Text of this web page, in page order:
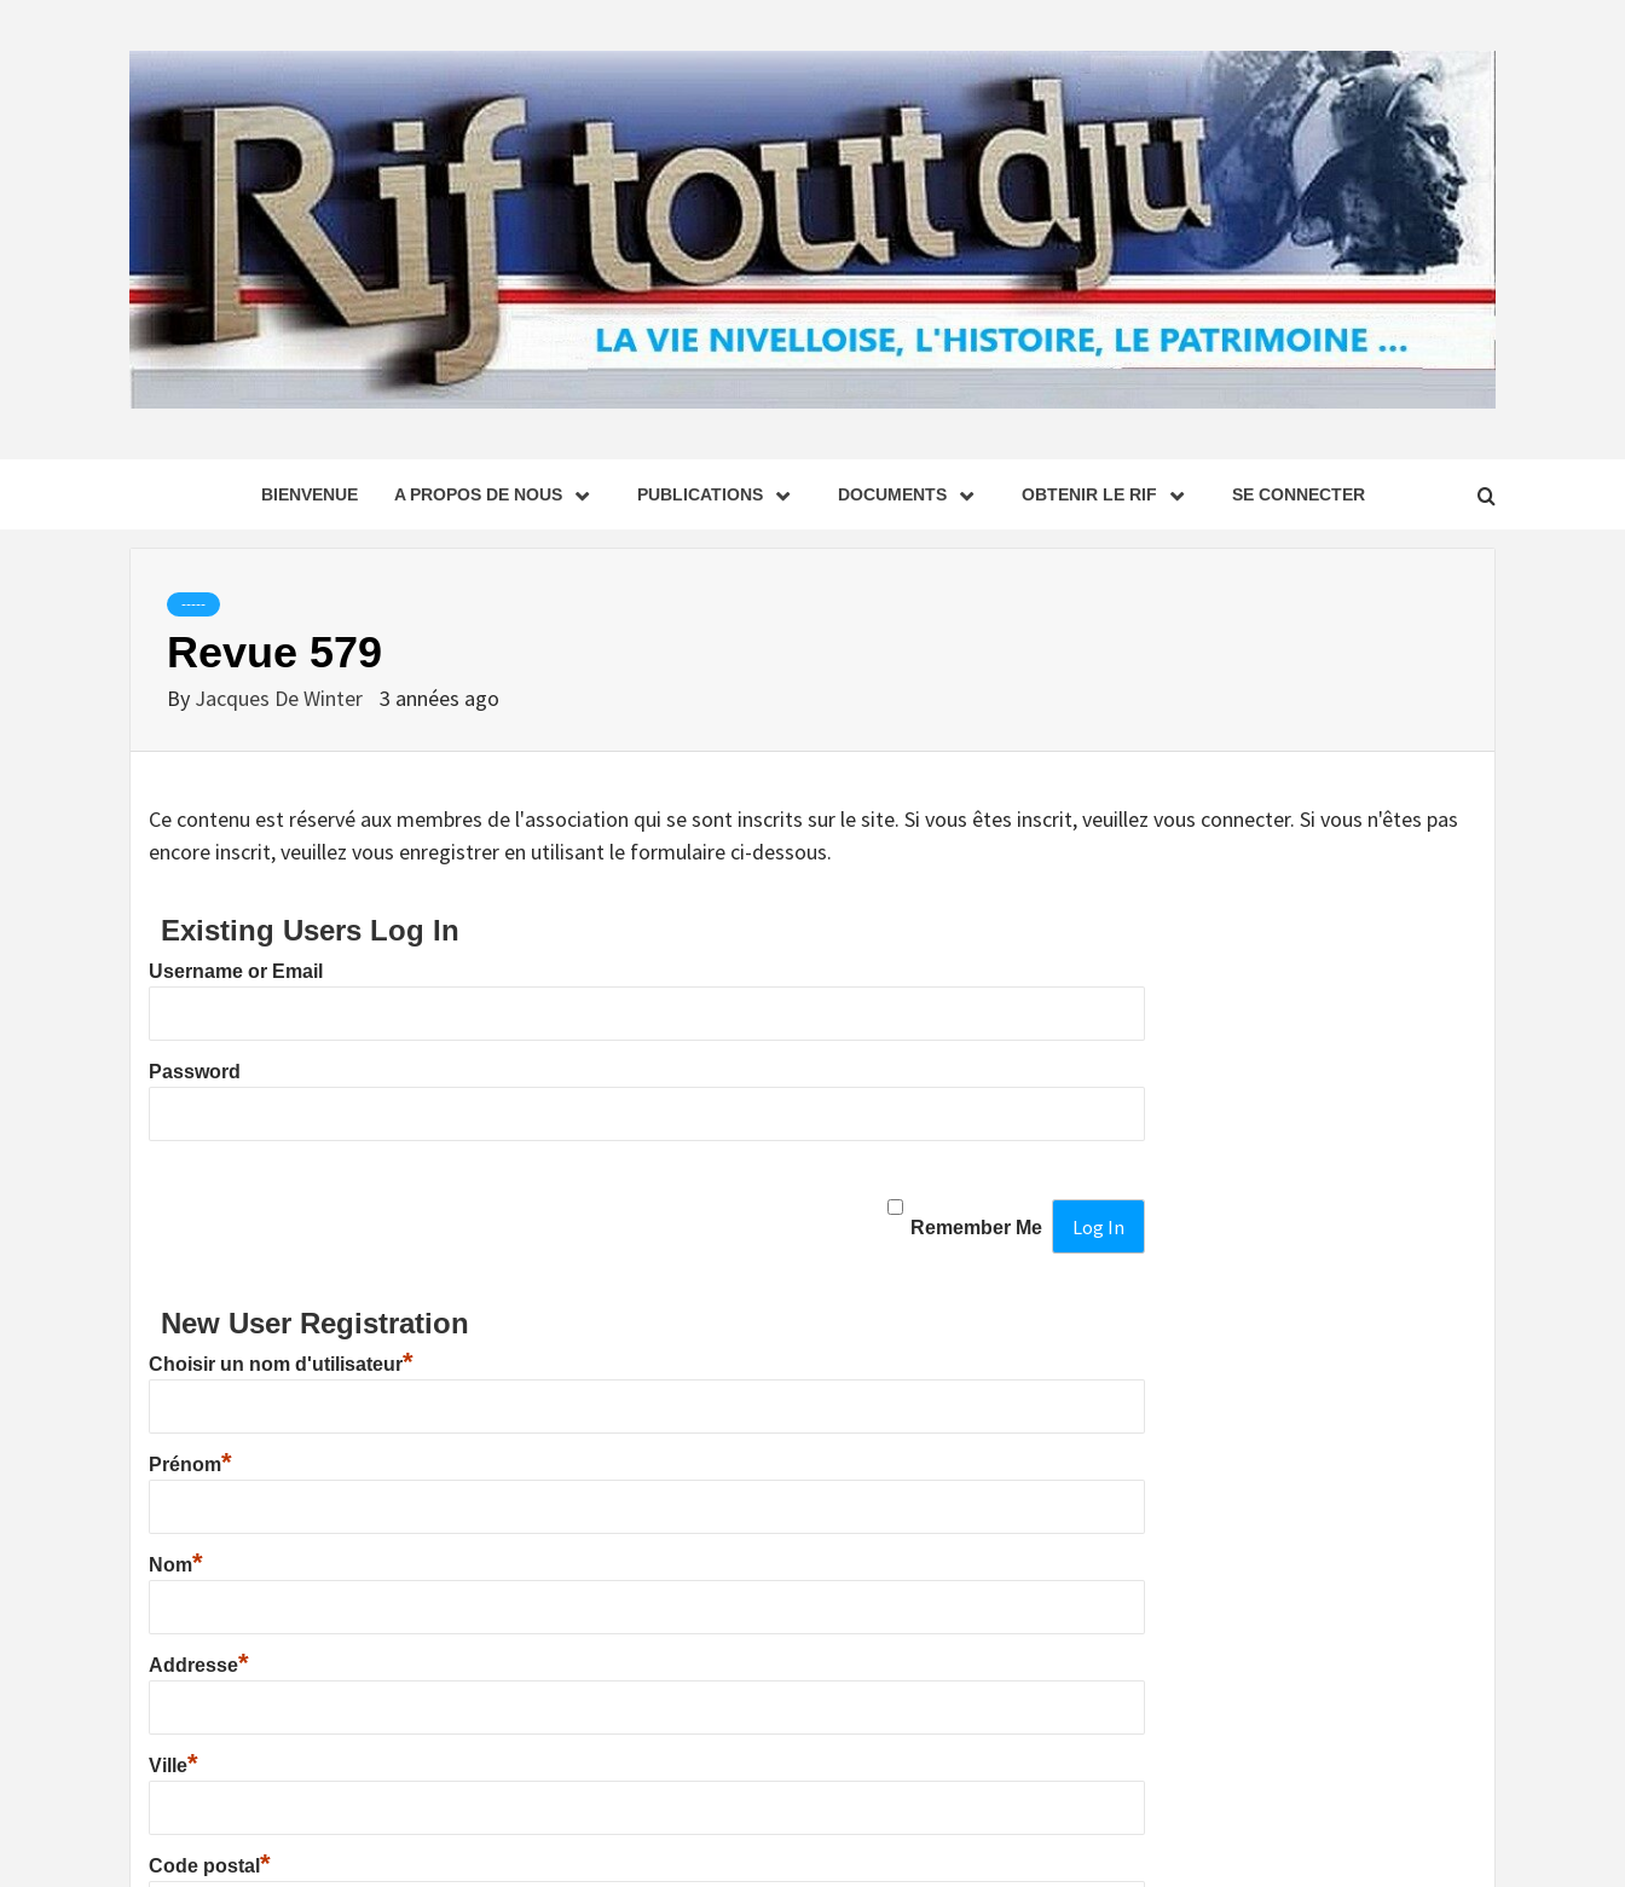
BIENVENUE A PROPOS DE NOUS PUBLICATIONS DOCUMENTS OBTENIR LE RIF SE CONNECTER
-----
Revue 579
By Jacques De Winter 3 années ago
Ce contenu est réservé aux membres de l'association qui se sont inscrits sur le site. Si vous êtes inscrit, veuillez vous connecter. Si vous n'êtes pas
encore inscrit, veuillez vous enregistrer en utilisant le formulaire ci-dessous.
Existing Users Log In
Username or Email
Password
Remember Me
New User Registration
Choisir un nom d'utilisateur*
Prénom*
Nom*
Addresse*
Ville*
Code postal *